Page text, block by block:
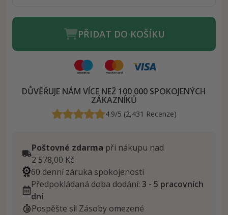
PŘIDAT DO KOŠÍKU
DŮVĚŘUJE NÁM VÍCE NEŽ 100 000 SPOKOJENÝCH
ZÁKAZNÍKŮ
4.9/5 (2,431 Recenze)
Poštovné zdarma při nákupu nad
2 578,00 Kč
60 denní záruka spokojenosti
Předpokládaná doba dodání: 3 - 5 pracovních
dní
Pospěšte si! Zásoby omezené